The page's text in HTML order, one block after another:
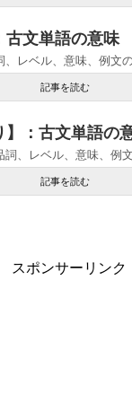
古文単語の意味
レベル、意味、例文
記事を読む
】：古文単語の
、レベル、意味、例
記事を読む
スポンサーリンク